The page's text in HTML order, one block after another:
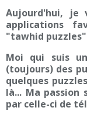
Aujourd'hui, je
applications
"tawhid
Moi qui suis
(toujours) des
quelques
là... Ma
par celle-ci de